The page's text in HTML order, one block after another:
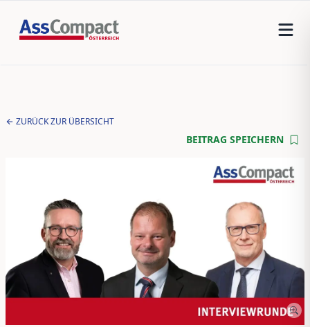
ZURÜCK ZUR ÜBERSICHT
BEITRAG SPEICHERN